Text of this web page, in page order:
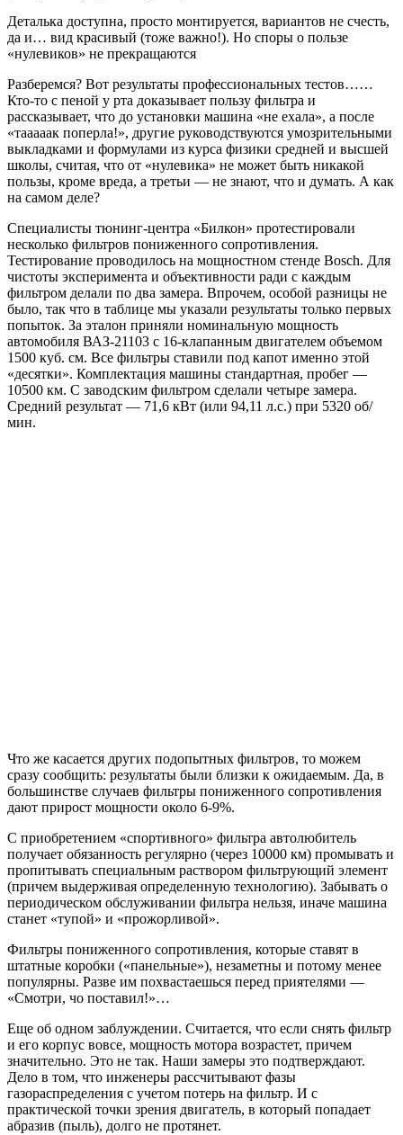
Деталька доступна, просто монтируется, вариантов не счесть,
да и… вид красивый (тоже важно!). Но споры о пользе
«нулевиков» не прекращаются
Разберемся? Вот результаты профессиональных тестов……
Кто-то с пеной у рта доказывает пользу фильтра и
рассказывает, что до установки машина «не ехала», а после
«тааааак поперла!», другие руководствуются умозрительными
выкладками и формулами из курса физики средней и высшей
школы, считая, что от «нулевика» не может быть никакой
пользы, кроме вреда, а третьи — не знают, что и думать. А как
на самом деле?
Специалисты тюнинг-центра «Билкон» протестировали
несколько фильтров пониженного сопротивления.
Тестирование проводилось на мощностном стенде Bosch. Для
чистоты эксперимента и объективности ради с каждым
фильтром делали по два замера. Впрочем, особой разницы не
было, так что в таблице мы указали результаты только первых
попыток. За эталон приняли номинальную мощность
автомобиля ВАЗ-21103 с 16-клапанным двигателем объемом
1500 куб. см. Все фильтры ставили под капот именно этой
«десятки». Комплектация машины стандартная, пробег —
10500 км. С заводским фильтром сделали четыре замера.
Средний результат — 71,6 кВт (или 94,11 л.с.) при 5320 об/
мин.
Что же касается других подопытных фильтров, то можем
сразу сообщить: результаты были близки к ожидаемым. Да, в
большинстве случаев фильтры пониженного сопротивления
дают прирост мощности около 6-9%.
С приобретением «спортивного» фильтра автолюбитель
получает обязанность регулярно (через 10000 км) промывать и
пропитывать специальным раствором фильтрующий элемент
(причем выдерживая определенную технологию). Забывать о
периодическом обслуживании фильтра нельзя, иначе машина
станет «тупой» и «прожорливой».
Фильтры пониженного сопротивления, которые ставят в
штатные коробки («панельные»), незаметны и потому менее
популярны. Разве им похвастаешься перед приятелями —
«Смотри, чо поставил!»…
Еще об одном заблуждении. Считается, что если снять фильтр
и его корпус вовсе, мощность мотора возрастет, причем
значительно. Это не так. Наши замеры это подтверждают.
Дело в том, что инженеры рассчитывают фазы
газораспределения с учетом потерь на фильтр. И с
практической точки зрения двигатель, в который попадает
абразив (пыль), долго не протянет.